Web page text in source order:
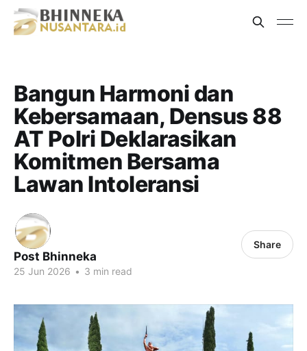
Bangun Harmoni dan
Kebersamaan, Densus 88
AT Polri Deklarasikan
Komitmen Bersama
Lawan Intoleransi
Post Bhinneka
25 Jun 2026 • 3 min read
Share